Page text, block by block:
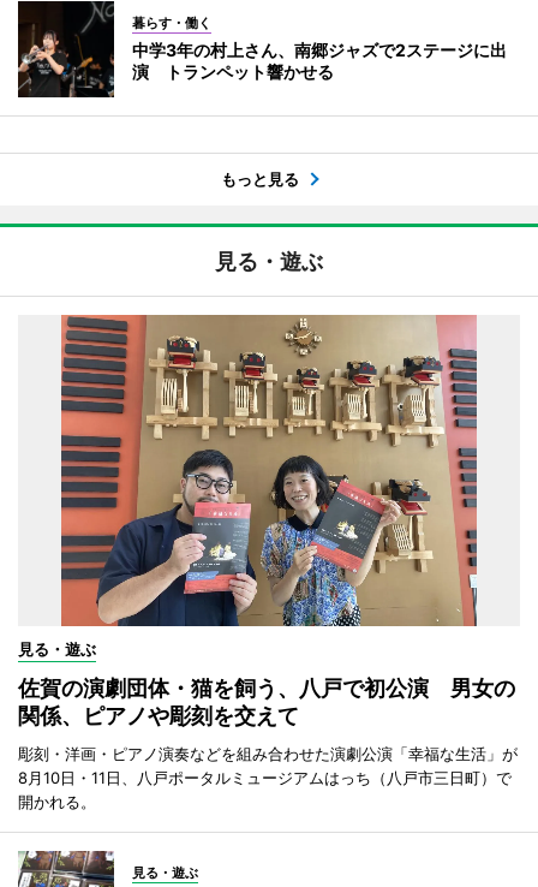
暮らす・働く
中学3年の村上さん、南郷ジャズで2ステージに出
演 トランペット響かせる
もっと見る
見る・遊ぶ
見る・遊ぶ
佐賀の演劇団体・猫を飼う、八戸で初公演 男女の
関係、ピアノや彫刻を交えて
彫刻・洋画・ピアノ演奏などを組み合わせた演劇公演「幸福な生活」が
8月10日・11日、八戸ポータルミュージアムはっち（八戸市三日町）で
開かれる。
見る・遊ぶ